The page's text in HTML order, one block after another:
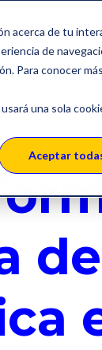
acerca de tu
de
Para conocer
una sola
Aceptar